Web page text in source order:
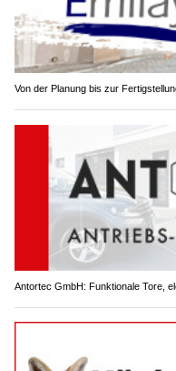
Von der Planung bis zur
Antortec GmbH: Funktionale Tore,